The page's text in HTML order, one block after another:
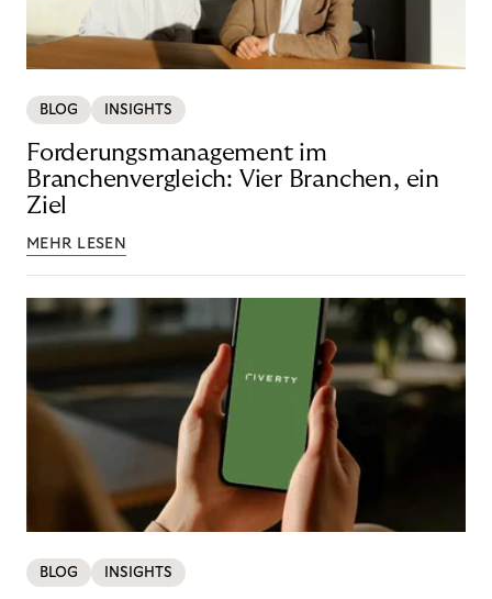
BLOG INSIGHTS
Forderungsmanagement im
Branchenvergleich: Vier Branchen, ein
Ziel
MEHR LESEN
BLOG INSIGHTS